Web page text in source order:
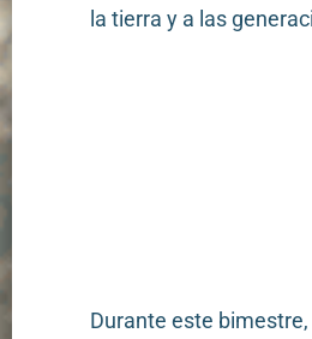
la tierra y a las
Durante este